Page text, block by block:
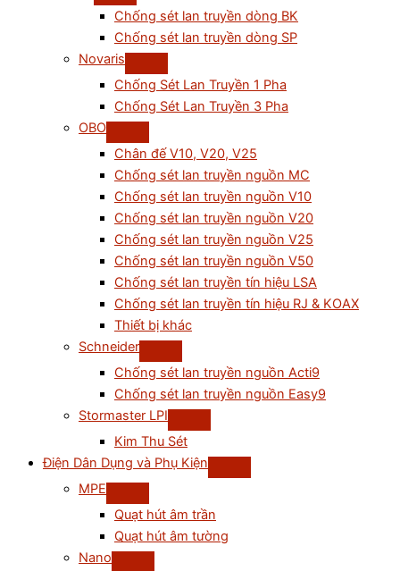
Chống sét lan truyền dòng BK
Chống sét lan truyền dòng SP
Novaris
Chống Sét Lan Truyền 1 Pha
Chống Sét Lan Truyền 3 Pha
OBO
Chân đế V10, V20, V25
Chống sét lan truyền nguồn MC
Chống sét lan truyền nguồn V10
Chống sét lan truyền nguồn V20
Chống sét lan truyền nguồn V25
Chống sét lan truyền nguồn V50
Chống sét lan truyền tín hiệu LSA
Chống sét lan truyền tín hiệu RJ & KOAX
Thiết bị khác
Schneider
Chống sét lan truyền nguồn Acti9
Chống sét lan truyền nguồn Easy9
Stormaster LPI
Kim Thu Sét
Điện Dân Dụng và Phụ Kiện
MPE
Quạt hút âm trần
Quạt hút âm tường
Nano